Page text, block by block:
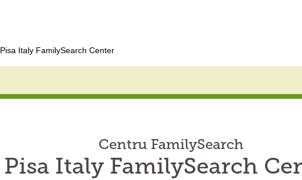
Pisa Italy FamilySearch Center
Centru FamilySearch
Pisa Italy FamilySearch